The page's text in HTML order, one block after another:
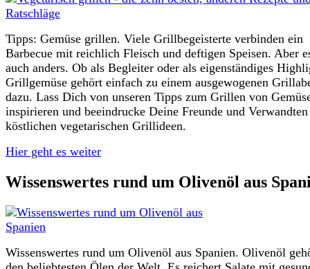
Tipps: Gemüse grillen. Viele Grillbegeisterte verbinden ein
Barbecue mit reichlich Fleisch und deftigen Speisen. Aber
auch anders. Ob als Begleiter oder als eigenständiges
Grillgemüse gehört einfach zu einem ausgewogenen
dazu. Lass Dich von unseren Tipps zum Grillen von
inspirieren und beeindrucke Deine Freunde und
köstlichen vegetarischen Grillideen.
Hier geht es weiter
Wissenswertes rund um Olivenöl aus
Wissenswertes rund um Olivenöl aus Spanien. Olivenöl